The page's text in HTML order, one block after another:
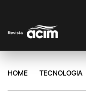
HOME TECNOLOGIA